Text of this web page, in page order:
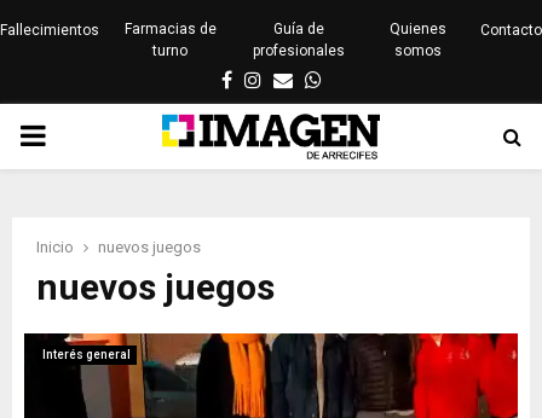
Fallecimientos
Farmacias de
turno
Guía de
profesionales
Quienes
somos
Contacto
Facebook
Instagram
EmailWhatsapp
PRIMARY
Inicio nuevos juegos
nuevos juegos
Interés general